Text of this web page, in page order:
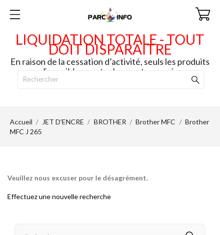
LIQUIDATION TOTALE - TOUT
DOIT DISPARAITRE
En raison de la cessation d’activité, seuls les produits
disponibles en stock seront envoyés.
Accueil JET D'ENCRE BROTHER Brother MFC
Brother
MFC J 265
Veuillez nous excuser pour le désagrément.
Effectuez une nouvelle recherche